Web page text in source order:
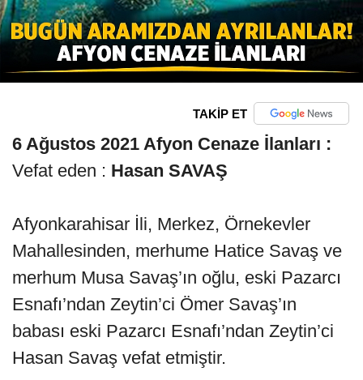
TAKİP ET
6 Ağustos 2021 Afyon Cenaze İlanları :
Vefat eden : Hasan SAVAŞ
Afyonkarahisar İli, Merkez, Örnekevler
Mahallesinden, merhume Hatice Savaş ve
merhum Musa Savaş’ın oğlu, eski Pazarcı
Esnafı’ndan Zeytin’ci Ömer Savaş’ın
babası eski Pazarcı Esnafı’ndan Zeytin’ci
Hasan Savaş vefat etmiştir.